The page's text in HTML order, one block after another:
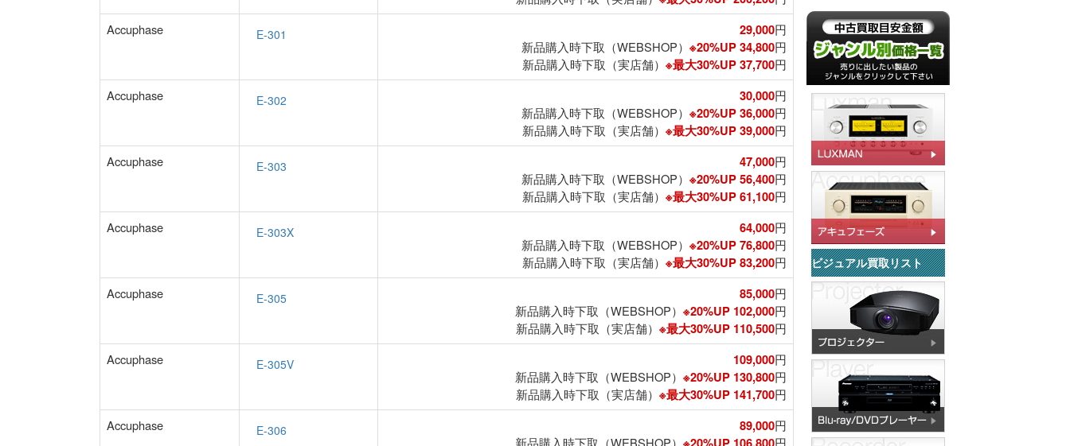
Accuphase
29,000円
新品購入時下取（WEBSHOP） ※20%UP 34,800円
新品購入時下取（実店舗） ※最大30%UP 37,700円
Accuphase
30,000円
新品購入時下取（WEBSHOP） ※20%UP 36,000円
新品購入時下取（実店舗） ※最大30%UP 39,000円
Accuphase
47,000円
新品購入時下取（WEBSHOP） ※20%UP 56,400円
新品購入時下取（実店舗） ※最大30%UP 61,100円
Accuphase
64,000円
新品購入時下取（WEBSHOP） ※20%UP 76,800円
新品購入時下取（実店舗） ※最大30%UP 83,200円
Accuphase
85,000円
新品購入時下取（WEBSHOP） ※20%UP 102,000円
新品購入時下取（実店舗） ※最大30%UP 110,500円
Accuphase
109,000円
新品購入時下取（WEBSHOP） ※20%UP 130,800円
新品購入時下取（実店舗） ※最大30%UP 141,700円
Accuphase
89,000円
新品購入時下取（WEBSHOP）
円
ビジュアル買取リスト